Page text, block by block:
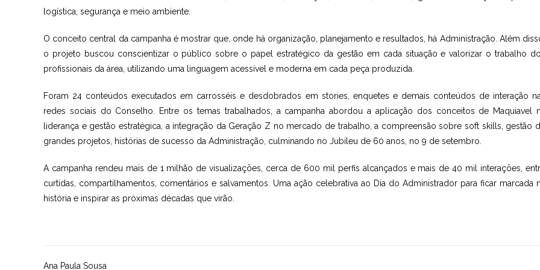
logística, segurança e meio ambiente.
O conceito central da campanha é mostrar que, onde há organização, planejamento e resultados, há Administração. Além
o projeto buscou conscientizar o público sobre o papel estratégico da gestão em cada situação e valorizar o trabalho
profissionais da área, utilizando uma linguagem acessível e moderna em cada peça produzida.
Foram 24 conteúdos executados em carrosséis e desdobrados em stories, enquetes e demais conteúdos de interação
redes sociais do Conselho. Entre os temas trabalhados, a campanha abordou a aplicação dos conceitos de Maquiavel
liderança e gestão estratégica, a integração da Geração Z no mercado de trabalho, a compreensão sobre soft skills, gestão
grandes projetos, histórias de sucesso da Administração, culminando no Jubileu de 60 anos, no 9 de setembro.
A campanha rendeu mais de 1 milhão de visualizações, cerca de 600 mil perfis alcançados e mais de 40 mil interações,
curtidas, compartilhamentos, comentários e salvamentos. Uma ação celebrativa ao Dia do Administrador para ficar marcada
história e inspirar as próximas décadas que virão.
Ana Paula Sousa